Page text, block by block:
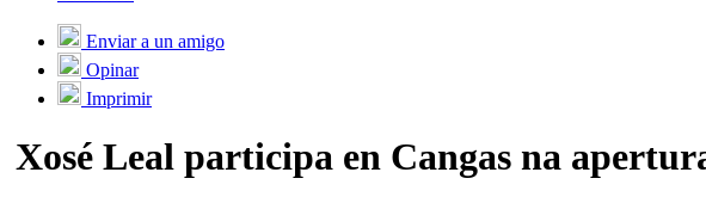
Enviar a un amigo
Opinar
Imprimir
Xosé Leal participa en Cangas na